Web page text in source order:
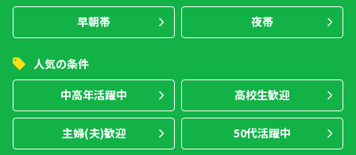
早朝帯 夜帯
人気の条件
中高年活躍中
高校生歓迎
主婦(夫)歓迎 50代活躍中